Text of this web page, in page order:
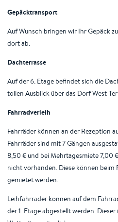
Gepäcktransport
Auf Wunsch bringen wir Ihr Gepäck
dort ab.
Dachterrasse
Auf der 6. Etage befindet sich die
tollen Ausblick über das Dorf West-
Fahrradverleih
Fahrräder können an der Rezeption
Fahrräder sind mit 7 Gängen
8,50 € und bei Mehrtagesmiete 7,00
nicht vorhanden. Diese können beim
gemietet werden.
Leihfahrräder können auf dem
der 1. Etage abgestellt werden.